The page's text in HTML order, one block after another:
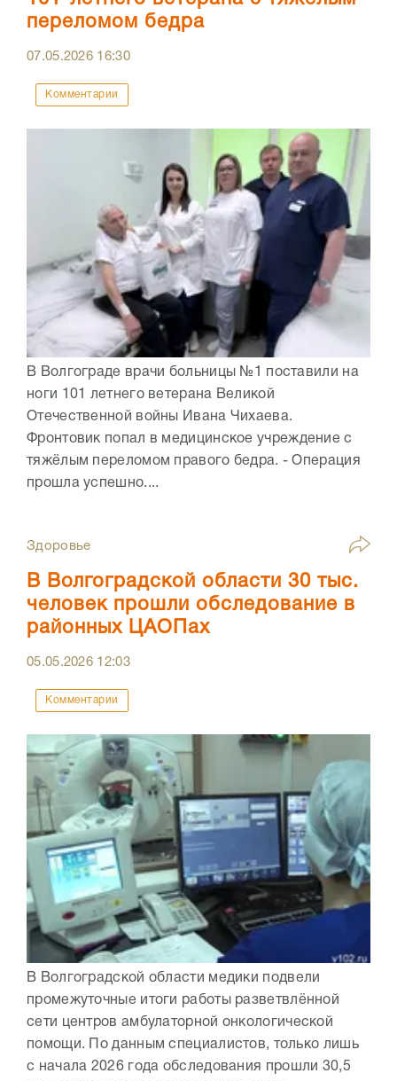
переломом бедра
07.05.2026 16:30
Комментарии
В Волгограде врачи больницы №1 поставили на
ноги 101 летнего ветерана Великой
Отечественной войны Ивана Чихаева.
Фронтовик попал в медицинское учреждение с
тяжёлым переломом правого бедра. - Операция
прошла успешно....
Здоровье
В Волгоградской области 30 тыс.
человек прошли обследование в
районных ЦАОПах
05.05.2026 12:03
Комментарии
В Волгоградской области медики подвели
промежуточные итоги работы разветвлённой
сети центров амбулаторной онкологической
помощи. По данным специалистов, только лишь
с начала 2026 года обследования прошли 30,5